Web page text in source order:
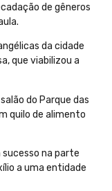
de gêneros
da cidade
que viabilizou a
do Parque das
quilo de alimento
sucesso na parte
a uma entidade